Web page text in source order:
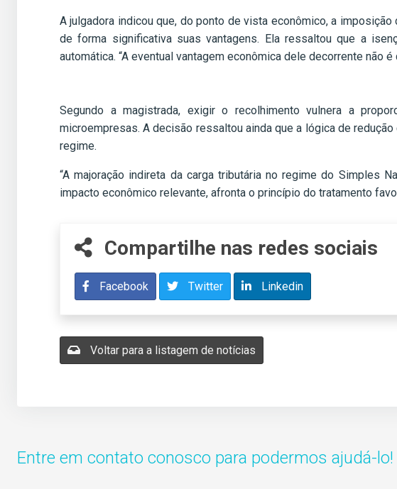
A julgadora indicou que, do ponto de vista econômico, a
de forma significativa suas vantagens. Ela ressaltou que a
automática. “A eventual vantagem econômica dele decorrente
Segundo a magistrada, exigir o recolhimento vulnera a
microempresas. A decisão ressaltou ainda que a lógica de
regime.
“A majoração indireta da carga tributária no regime do Simples
impacto econômico relevante, afronta o princípio do tratamento
Compartilhe nas redes sociais
Facebook Twitter Linkedin
Voltar para a listagem de notícias
Entre em contato conosco para podermos ajudá-lo!